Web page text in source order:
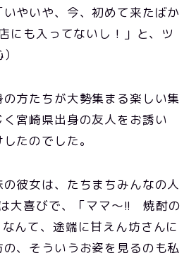
やいや、今、初めて来たばか
にも入ってないし！」と、ツ
方たちが大勢集まる楽しい集
宮崎県出身の友人をお誘い
たのでした。
彼女は、たちまちみんなの人
大喜びで、「ママ～!! 焼酎の
んて、途端に甘えん坊さんに
、そういうお姿を見るのも私